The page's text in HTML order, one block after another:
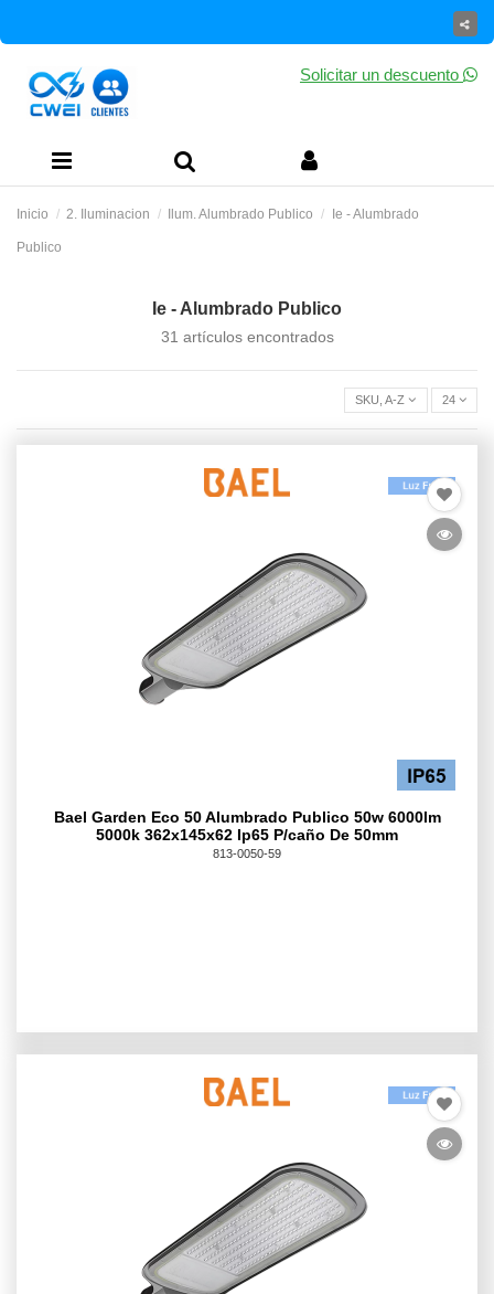
Solicitar un descuento
Inicio 2. Iluminacion Ilum. Alumbrado Publico Ie - Alumbrado
Publico
Ie - Alumbrado Publico
31 artículos encontrados
SKU, A-Z
Bael Garden Eco 50 Alumbrado Publico 50w 6000lm
5000k 362x145x62 Ip65 P/caño De 50mm
813-0050-59